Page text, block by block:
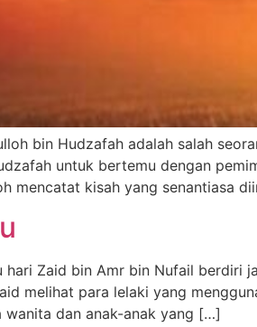
bin Hudzafah adalah salah
untuk bertemu dengan
mencatat kisah yang senantiasa
hari Zaid bin Amr bin Nufail
melihat para lelaki yang
wanita dan anak-anak yang […]